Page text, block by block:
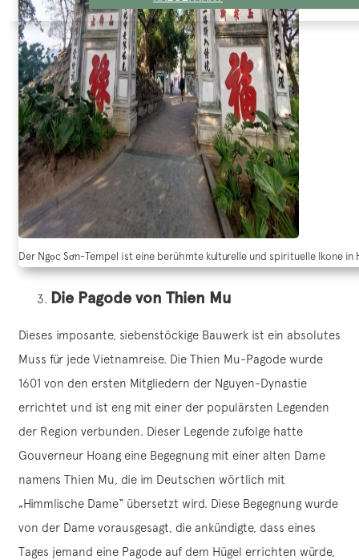
Der Ngọc Sơn-Tempel ist eine berühmte kulturelle und spirituelle Ikone in
Die Pagode von Thien Mu
Dieses imposante, siebenstöckige Bauwerk ist ein absolutes
Muss für jede Vietnamreise. Die Thien Mu-Pagode wurde
1601 von den ersten Mitgliedern der Nguyen-Dynastie
errichtet und ist eng mit einer der populärsten Legenden
der Region verbunden. Dieser Legende zufolge hatte
Gouverneur Hoang eine Begegnung mit einer alten Dame
namens Thien Mu, die im Deutschen wörtlich mit
„Himmlische Dame“ übersetzt wird. Diese Begegnung wurde
von der Dame vorausgesagt, die ankündigte, dass eines
Tages jemand eine Pagode auf dem Hügel errichten würde,